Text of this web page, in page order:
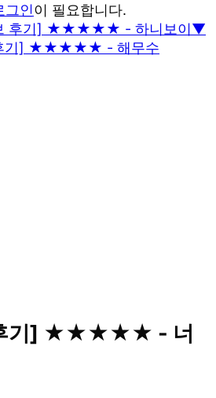
그인이 필요합니다.
후기] ★★★★★ - 하니보이▼
기] ★★★★★ - 해무수
기] ★★★★★ - 너